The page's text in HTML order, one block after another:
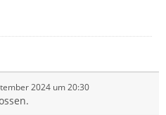
2024 um 20:30